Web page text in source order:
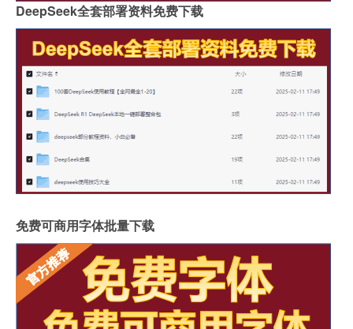
DeepSeek全套部署资料免费下载
免费可商用字体批量下载